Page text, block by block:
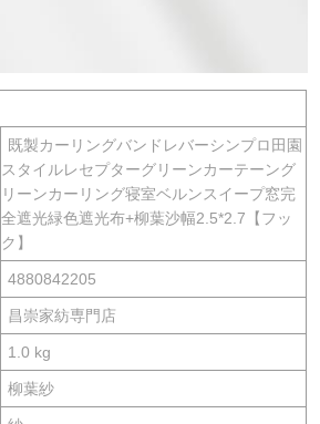
既製カーリングバンドレバーシンプロ田園
スタイルレセプターグリーンカーテーング
リーンカーリング寝室ベルンスイープ窓完
全遮光緑色遮光布+柳葉沙幅2.5*2.7【フッ
ク】
4880842205
昌崇家紡専門店
1.0 kg
柳葉紗